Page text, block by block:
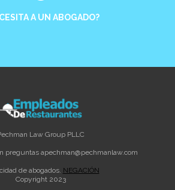
A UN ABOGADO?
Law Group PLLC
preguntas apechman@pechmanlaw.com
de abogados. NEGACIÓN
Copyright 2023